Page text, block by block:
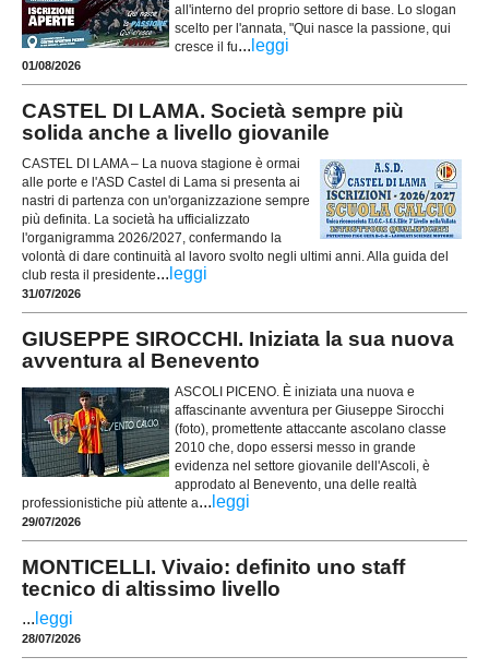
all'interno del proprio settore di base. Lo slogan
scelto per l'annata, "Qui nasce la passione, qui
cresce il fu... leggi
01/08/2026
CASTEL DI LAMA. Società sempre più
solida anche a livello giovanile
CASTEL DI LAMA – La nuova stagione è ormai
alle porte e l'ASD Castel di Lama si presenta ai
nastri di partenza con un'organizzazione sempre
più definita. La società ha ufficializzato
l'organigramma 2026/2027, confermando la
volontà di dare continuità al lavoro svolto negli ultimi anni. Alla guida del
club resta il presidente... leggi
31/07/2026
GIUSEPPE SIROCCHI. Iniziata la sua nuova
avventura al Benevento
ASCOLI PICENO. È iniziata una nuova e
affascinante avventura per Giuseppe Sirocchi
(foto), promettente attaccante ascolano classe
2010 che, dopo essersi messo in grande
evidenza nel settore giovanile dell'Ascoli, è
approdato al Benevento, una delle realtà
professionistiche più attente a... leggi
29/07/2026
MONTICELLI. Vivaio: definito uno staff
tecnico di altissimo livello
... leggi
28/07/2026